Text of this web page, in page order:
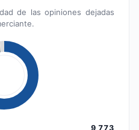
de las opiniones dejadas
9 773